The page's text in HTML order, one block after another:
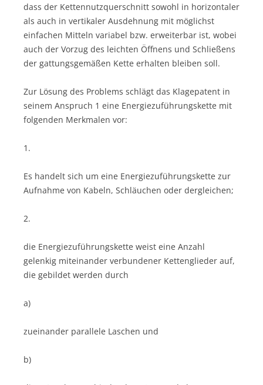
dass der Kettennutzquerschnitt sowohl in horizontaler
als auch in vertikaler Ausdehnung mit möglichst
einfachen Mitteln variabel bzw. erweiterbar ist, wobei
auch der Vorzug des leichten Öffnens und Schließens
der gattungsgemäßen Kette erhalten bleiben soll.
Zur Lösung des Problems schlägt das Klagepatent in
seinem Anspruch 1 eine Energiezuführungskette mit
folgenden Merkmalen vor:
1.
Es handelt sich um eine Energiezuführungskette zur
Aufnahme von Kabeln, Schläuchen oder dergleichen;
2.
die Energiezuführungskette weist eine Anzahl
gelenkig miteinander verbundener Kettenglieder auf,
die gebildet werden durch
a)
zueinander parallele Laschen und
b)